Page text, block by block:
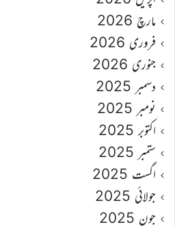
مارچ 2026
فروری 2026
جنوری 2026
دسمبر 2025
نومبر 2025
اکتوبر 2025
ستمبر 2025
اگست 2025
جولائی 2025
جون 2025